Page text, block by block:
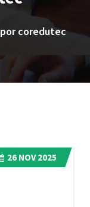
coredutec
26 NOV 2025